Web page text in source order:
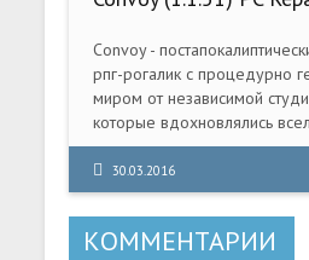
Convoy -
рпг-рогалик с процедурно
миром от независимой
которые вдохновлялись
Макса и известным инди-
Than Light. События игры
поверхности планеты.
на грани уничтожения, а
средством выживания
30.03.2016
КОММЕНТАРИИ